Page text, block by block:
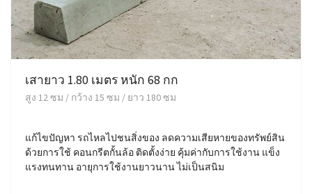
เสายาว 1.80 เมตร หนัก 68 กก
สูง 12 ซม / กว้าง 15 ซม / ยาว 180 ซม
แก้ไขปัญหา รถไหลไปชนสิ่งของ ลดความเสียหายของทรัพย์สิน
ด้วยการใช้ คอนกรีตกั้นล้อ ติดตั้งง่าย คุ้มค่ากับการใช้งาน แข็ง
แรงทนทาน อายุการใช้งานยาวนาน ไม่เป็นสนิม